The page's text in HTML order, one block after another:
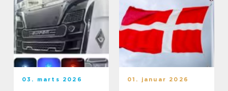
03. marts 2026 01. januar 2026